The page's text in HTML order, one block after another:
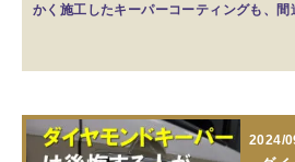
かく施工したキーパーコーティングも、
2024/